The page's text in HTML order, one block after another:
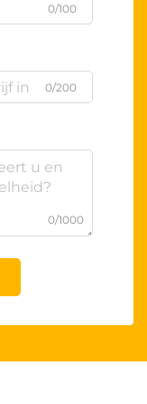
0/100
0/200
0/1000